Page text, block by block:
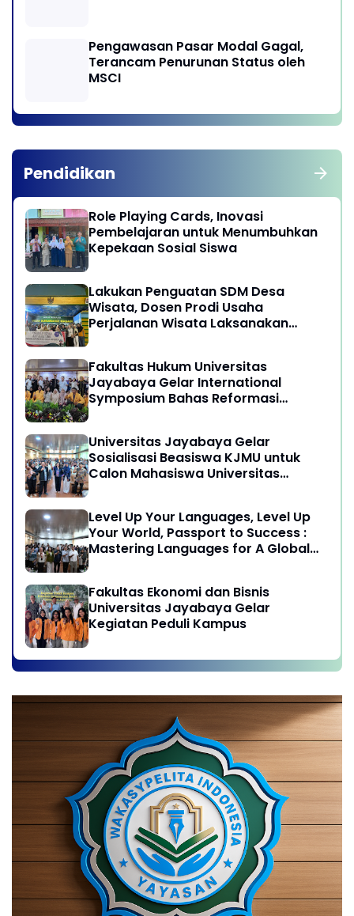
Pengawasan Pasar Modal Gagal,
Terancam Penurunan Status oleh
MSCI
Pendidikan
Role Playing Cards, Inovasi
Pembelajaran untuk Menumbuhkan
Kepekaan Sosial Siswa
Lakukan Penguatan SDM Desa
Wisata, Dosen Prodi Usaha
Perjalanan Wisata Laksanakan
Sukamandi Masagi - Kabupaten
Subang, Jawa Barat
Fakultas Hukum Universitas
Jayabaya Gelar International
Symposium Bahas Reformasi
Universitas Jayabaya Gelar
Sosialisasi Beasiswa KJMU untuk
Calon Mahasiswa Universitas
Level Up Your Languages, Level Up
Your World, Passport to Success :
Mastering Languages for A Global
Fakultas Ekonomi dan Bisnis
Universitas Jayabaya Gelar
Kegiatan Peduli Kampus